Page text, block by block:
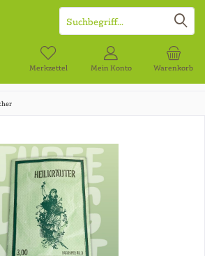
Warenkorb
Merkzettel Mein Konto